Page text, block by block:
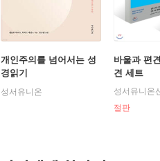
개인주의를 넘어서는 성
경읽기
성서유니온
바울과 편
견 세트
성서유니온
절판